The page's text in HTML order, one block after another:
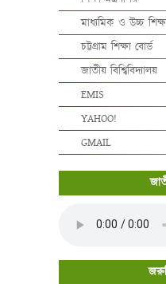
মাধ্যমিক ও উচ্চ
চট্টগ্রাম শিক্ষা বোর্ড
জাতীয় বিশ্বিবিদ্যালয়
EMIS
YAHOO!
GMAIL